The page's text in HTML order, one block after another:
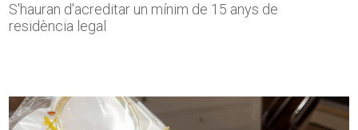
S'hauran d'acreditar un mínim de 15 anys de
residència legal